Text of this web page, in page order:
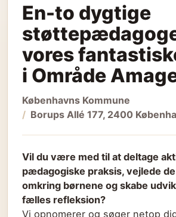
En-to dygtige
vores
i Område
Københavns Kommune
Borups Allé 177, 2400
Vil du være med til at deltage
pædagogiske praksis, vejlede
omkring børnene og skabe
fælles refleksion?
Vi opnomerer og søger netop